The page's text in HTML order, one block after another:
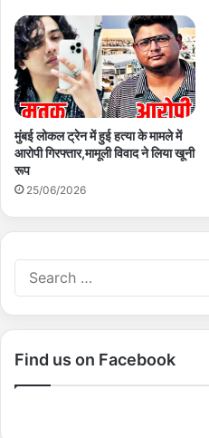
मुंबई लोकल ट्रेन में हुई हत्या के मामले में
आरोपी गिरफ्तार,मामूली विवाद ने लिया खूनी
रूप
25/06/2026
Find us on Facebook